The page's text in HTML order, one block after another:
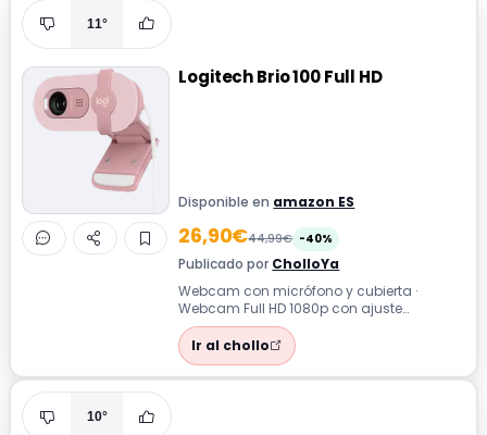
11°
Logitech Brio 100 Full HD
Disponible en amazon ES
26,90€44,99€ -40%
Publicado por CholloYa
Webcam con micrófono y cubierta ·
Webcam Full HD 1080p con ajuste
automático de luz, micrófono integrado y
cubierta d...
Ir al chollo
10°